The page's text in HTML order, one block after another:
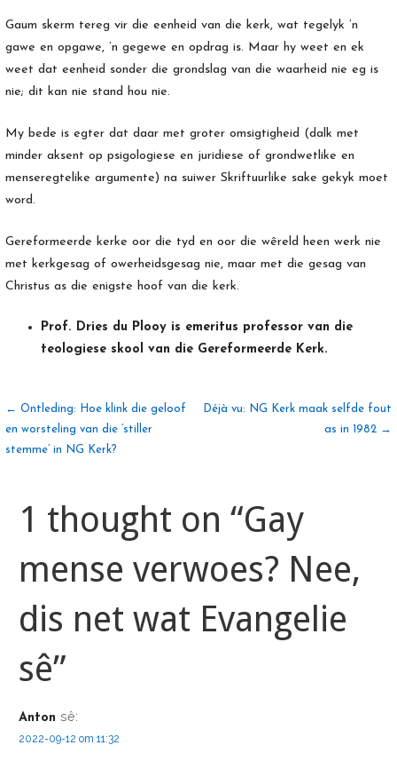
Gaum skerm tereg vir die eenheid van die kerk, wat tegelyk ’n
gawe en opgawe, ’n gegewe en opdrag is. Maar hy weet en ek
weet dat eenheid sonder die grondslag van die waarheid nie eg is
nie; dit kan nie stand hou nie.
My bede is egter dat daar met groter omsigtigheid (dalk met
minder aksent op psigologiese en juridiese of grondwetlike en
menseregtelike argumente) na suiwer Skriftuurlike sake gekyk moet
word.
Gereformeerde kerke oor die tyd en oor die wêreld heen werk nie
met kerkgesag of owerheidsgesag nie, maar met die gesag van
Christus as die enigste hoof van die kerk.
Prof. Dries du Plooy is emeritus professor van die
teologiese skool van die Gereformeerde Kerk.
Artikel
← Ontleding: Hoe klink die geloof
en worsteling van die ‘stiller
stemme’ in NG Kerk?
Déjà vu: NG Kerk maak selfde fout
as in 1982 →
1 thought on “Gay
mense verwoes? Nee,
dis net wat Evangelie
sê”
Anton sê:
2022-09-12 om 11:32